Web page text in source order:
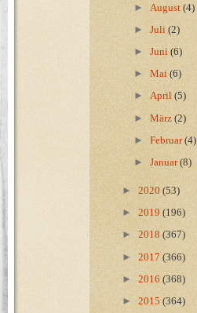
► August(4)
►Juli(2)
►Juni(6)
►Mai(6)
►April(5)
►März(2)
►Februar(4)
►Januar(8)
► 2020 (53)
► 2019 (196)
► 2018 (367)
► 2017 (366)
► 2016 (368)
► 2015 (364)